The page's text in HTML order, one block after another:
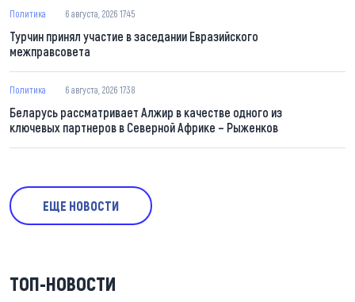
Политика 6 августа, 2026 17:45
Турчин принял участие в заседании Евразийского
межправсовета
Политика 6 августа, 2026 17:38
Беларусь рассматривает Алжир в качестве одного из
ключевых партнеров в Северной Африке – Рыженков
ЕЩЕ НОВОСТИ
ТОП-НОВОСТИ